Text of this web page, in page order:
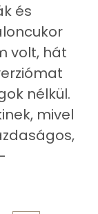
16.5 g
12 g
2 g
és
volt, hát
nélkül.
mivel